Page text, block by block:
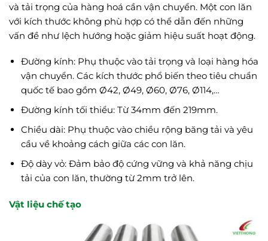
và tải trọng của hàng hoá cần vận chuyển. Một con lăn
với kích thước không phù hợp có thể dẫn đến những
vấn đề như lệch hướng hoặc giảm hiệu suất hoạt động.
Đường kính: Phụ thuộc vào tải trọng và loại hàng hóa
vận chuyển. Các kích thước phổ biến theo tiêu chuẩn
quốc tế bao gồm Ø42, Ø49, Ø60, Ø76, Ø114,…
Đường kính tối thiểu: Từ 34mm đến 219mm.
Chiều dài: Phụ thuộc vào chiều rộng băng tải và yêu
cầu về khoảng cách giữa các con lăn.
Độ dày vỏ: Đảm bảo độ cứng vững và khả năng chịu
tải của con lăn, thường từ 2mm trở lên.
Vật liệu chế tạo